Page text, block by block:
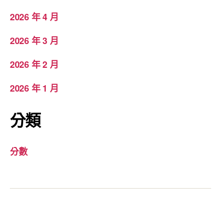
2026 年 4 月
2026 年 3 月
2026 年 2 月
2026 年 1 月
分類
分數